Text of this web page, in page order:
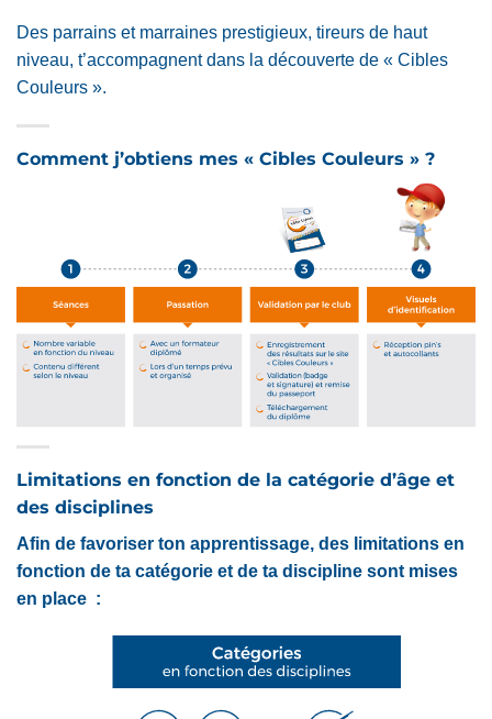
Des parrains et marraines prestigieux, tireurs de haut
niveau, t’accompagnent dans la découverte de « Cibles
Couleurs ».
Comment j’obtiens mes « Cibles Couleurs » ?
Limitations en fonction de la catégorie d’âge et
des disciplines
Afin de favoriser ton apprentissage, des limitations en
fonction de ta catégorie et de ta discipline sont mises
en place :